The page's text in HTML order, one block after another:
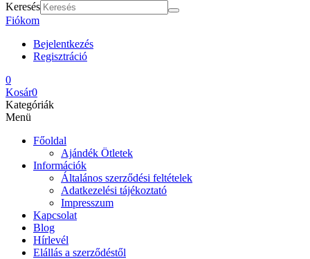
Keresés
Fiókom
Bejelentkezés
Regisztráció
0
Kosár0
Kategóriák
Menü
Főoldal
Ajándék Ötletek
Információk
Általános szerződési feltételek
Adatkezelési tájékoztató
Impresszum
Kapcsolat
Blog
Hírlevél
Elállás a szerződéstől